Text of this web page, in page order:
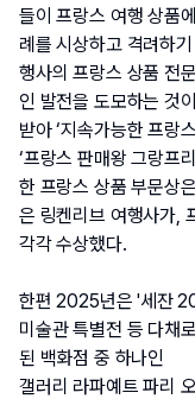
들이 프랑스 여행 상품
례를 시상하고 격려하
행사의 프랑스 상품 전
인 발전을 도모하는 것
받아 ‘지속가능한 프랑
‘프랑스 판매왕 그랑프
한 프랑스 상품 부문상
은 링켄리브 여행사가,
각각 수상했다.
한편 2025년은 '세잔
미술관 특별전 등 다채
된 백화점 중 하나인
갤러리 라파예트 파리